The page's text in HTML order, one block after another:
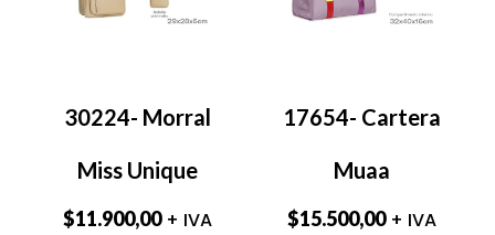
30224- Morral
Miss Unique
$11.900,00 + IVA
17654- Cartera
Muaa
$15.500,00 + IVA